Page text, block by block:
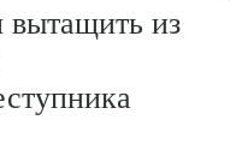
вытащить из